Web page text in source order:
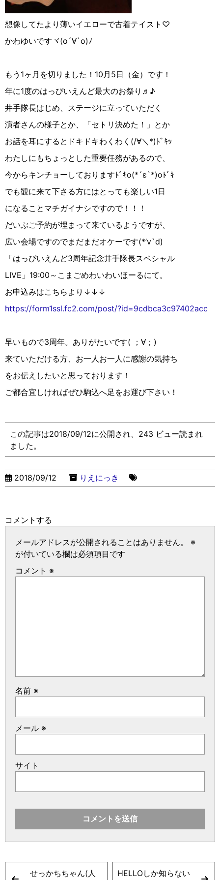
想像してたより薄いイエローで古着テイスト♡
かわゆいですヾ(o´∀︎`o)ﾉ
もう1ヶ月を切りました！10月5日（金）です！
年に1度のはっぴいえんど最大のお祭り♬♪
井手隊長はじめ、ステージに立っていただく
演者さんの様子とか、「セトリ決めた！」とか
お話を耳にするとドキドキわくわく(/∀︎＼*)ﾄﾞｷｯ
わたしにもちょっとした重要任務があるので、
今からキンチョーしておりますﾄﾞｷo(*´ε`*)oﾄﾞｷ
でも観に来て下さる方にはとっても楽しい1日
になることマチガイナシですので！！！
だいぶご予約が埋まって来ているようですが、
広い会場ですのでまだまだオケーです(*’v`d)
「はっぴいえんど3周年記念井手隊長スペシャル
LIVE」19:00～こまごめわいわいほーるにて。
お申込みはこちらより↓↓↓
https://form1ssl.fc2.com/post/?id=9cdbca3c97402acc
早いもので3周年。ありがたいです( ；∀︎；)
来ていただける方、お一人お一人に感謝の気持ち
をお伝えしたいと思っております！
ご都合宜しければぜひ駒込へ足をお運び下さい！
この記事は2018/09/12に公開され、243 ビュー読まれ
ました。
2018/09/12 りえにっき
コメントする
メールアドレスが公開されることはありません。
※
が付いている欄は必須項目です
コメント ※
名前 ※
メール ※
サイト
せっかちちゃん(人 HELLOしか知らない